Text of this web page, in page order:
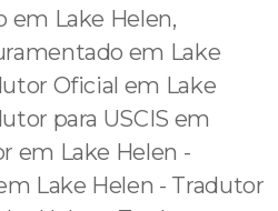
em Lake Helen,
em Lake
Oficial em Lake
para USCIS em
em Lake Helen -
Lake Helen - Tradutor